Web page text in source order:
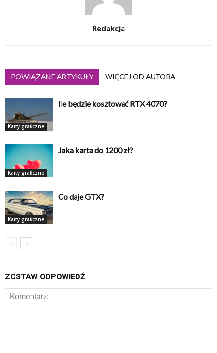
Redakcja
POWIĄZANE ARTYKUŁY WIĘCEJ OD AUTORA
Karty graficzne
Ile będzie kosztować RTX 4070?
Karty graficzne
Jaka karta do 1200 zł?
Karty graficzne
Co daje GTX?
ZOSTAW ODPOWIEDŹ